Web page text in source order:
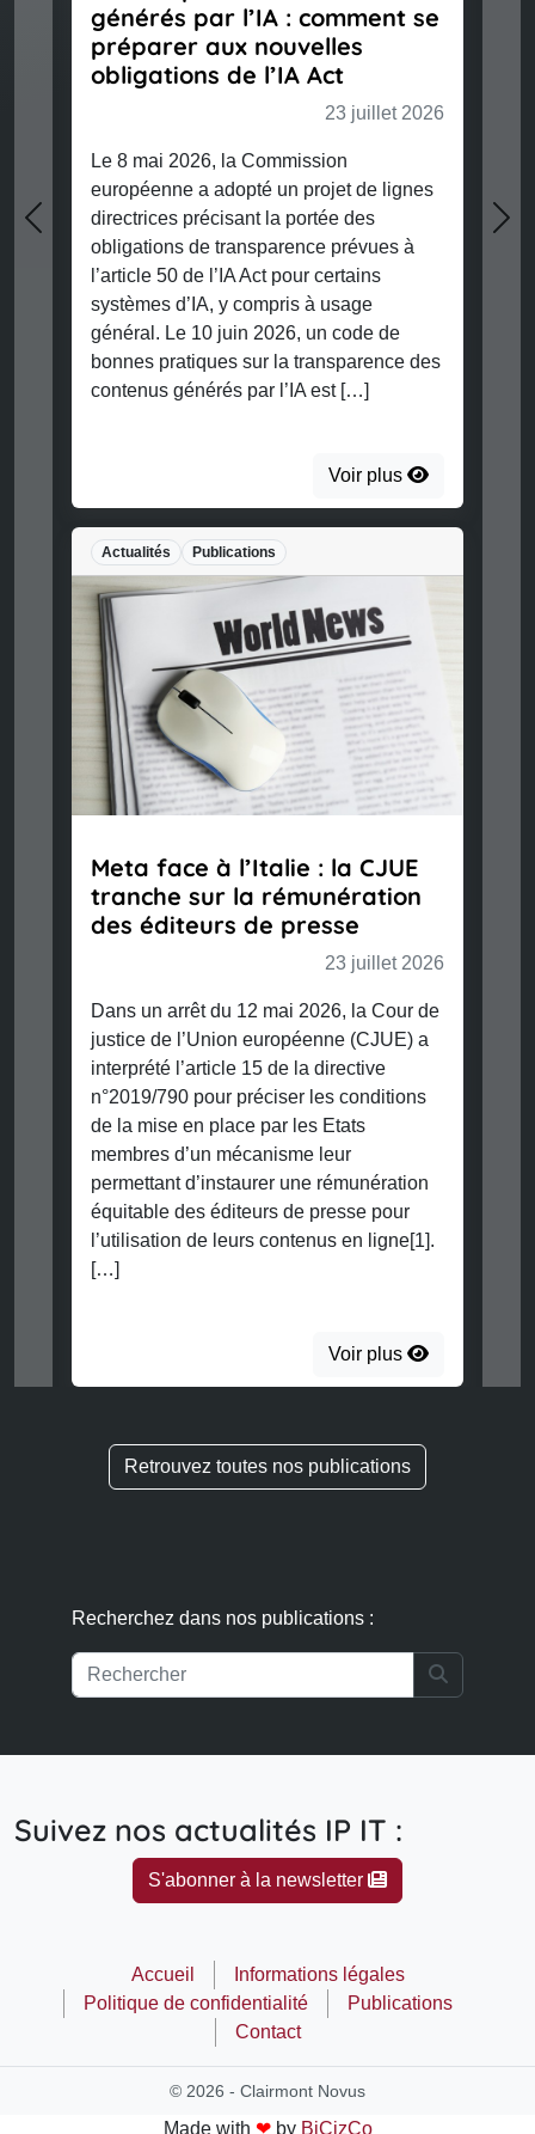
générés par l’IA : comment se
préparer aux nouvelles
obligations de l’IA Act
23 juillet 2026
Le 8 mai 2026, la Commission
européenne a adopté un projet de lignes
directrices précisant la portée des
obligations de transparence prévues à
l’article 50 de l’IA Act pour certains
systèmes d’IA, y compris à usage
général. Le 10 juin 2026, un code de
bonnes pratiques sur la transparence des
contenus générés par l’IA est […]
Voir plus
Actualités Publications
Meta face à l’Italie : la CJUE
tranche sur la rémunération
des éditeurs de presse
23 juillet 2026
Dans un arrêt du 12 mai 2026, la Cour de
justice de l’Union européenne (CJUE) a
interprété l’article 15 de la directive
n°2019/790 pour préciser les conditions
de la mise en place par les Etats
membres d’un mécanisme leur
permettant d’instaurer une rémunération
équitable des éditeurs de presse pour
l’utilisation de leurs contenus en ligne[1].
[…]
Voir plus
Previous
Retrouvez toutes nos publications
Recherchez dans nos publications :
Suivez nos actualités IP IT :
S'abonner à la newsletter
Accueil
Informations légales
Politique de confidentialité
Publications
Contact
© 2026 - Clairmont Novus
Made with ❤by BiCizCo